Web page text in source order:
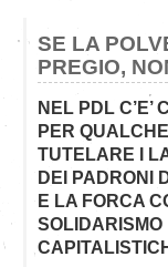
SE LA
PREGIO,
NEL PDL C’E’
PER
TUTELARE I
DEI PADRONI
E LA FORCA